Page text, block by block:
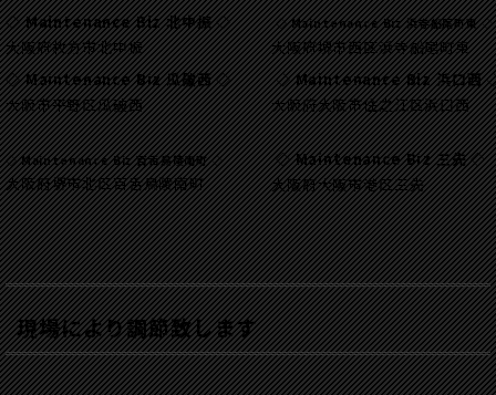
◇ Maintenance Biz 北中振 ◇
大阪府枚方市北中振
◇ Maintenance Biz 浜寺船尾町東 ◇
大阪府堺市西区浜寺船尾町東
◇ Maintenance Biz 瓜破西 ◇
大阪市平野区瓜破西
◇ Maintenance Biz 浜口西
大阪府大阪市住之江区浜口西
◇ Maintenance Biz 百舌鳥陵南町 ◇
大阪府堺市北区百舌鳥陵南町
◇ Maintenance Biz 三先 ◇
大阪府大阪市港区三先
現場により調節致します